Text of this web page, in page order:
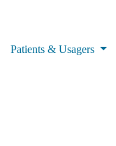
Patients & Usagers